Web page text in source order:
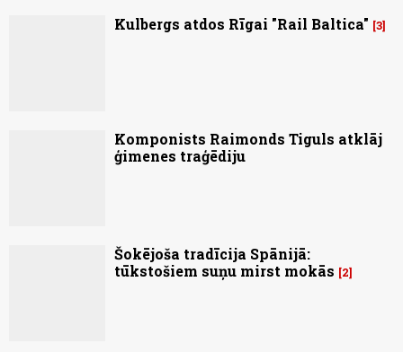
Kulbergs atdos Rīgai "Rail Baltica" 3
Komponists Raimonds Tiguls atklāj
ģimenes traģēdiju
Šokējoša tradīcija Spānijā:
tūkstošiem suņu mirst mokās
2